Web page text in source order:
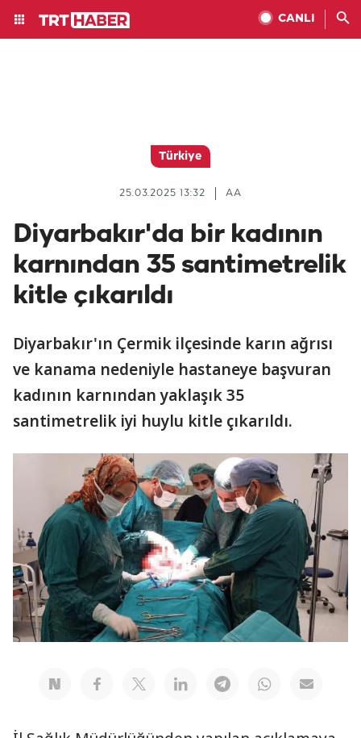
CANLI
Türkiye
AA
25.03.2025 13:32
Diyarbakır'da bir kadının
karnından 35 santimetrelik
kitle çıkarıldı
Diyarbakır'ın Çermik ilçesinde karın ağrısı
ve kanama nedeniyle hastaneye başvuran
kadının karnından yaklaşık 35
santimetrelik iyi huylu kitle çıkarıldı.